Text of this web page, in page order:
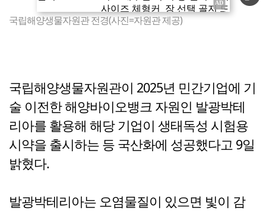
국립해양생물자원관 전경(사진=자원관 제공)
국립해양생물자원관이 2025년 민간기업에 기
술 이전한 해양바이오뱅크 자원인 발광박테
리아를 활용해 해당 기업이 생태독성 시험용
시약을 출시하는 등 국산화에 성공했다고 9일
밝혔다.
발광박테리아는 오염물질이 있으면 빛이 감